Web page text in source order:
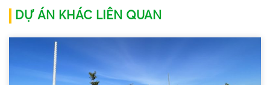
DỰ ÁN KHÁC LIÊN QUAN